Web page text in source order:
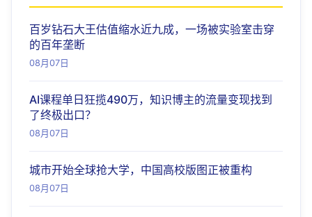
百岁钻石大王估值缩水近九成，一场被实验室击穿
的百年垄断
08月07日
AI课程单日狂揽490万，知识博主的流量变现找到
了终极出口？
08月07日
城市开始全球抢大学，中国高校版图正被重构
08月07日